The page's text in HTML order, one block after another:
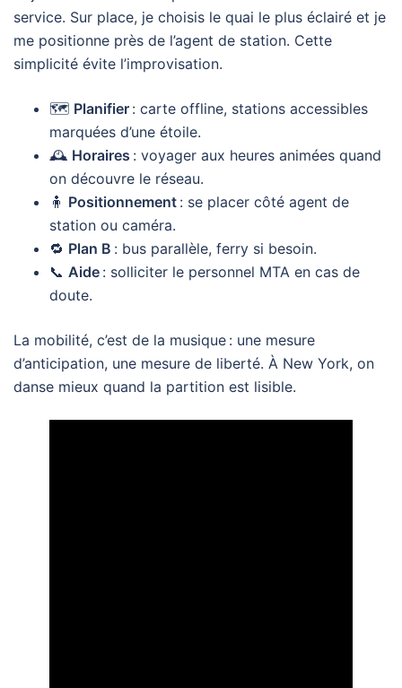
service. Sur place, je choisis le quai le plus éclairé et je
me positionne près de l’agent de station. Cette
simplicité évite l’improvisation.
🗺️ Planifier : carte offline, stations accessibles
marquées d’une étoile.
🕰️ Horaires : voyager aux heures animées quand
on découvre le réseau.
🧍 Positionnement : se placer côté agent de
station ou caméra.
🔁 Plan B : bus parallèle, ferry si besoin.
📞 Aide : solliciter le personnel MTA en cas de
doute.
La mobilité, c’est de la musique : une mesure
d’anticipation, une mesure de liberté. À New York, on
danse mieux quand la partition est lisible.